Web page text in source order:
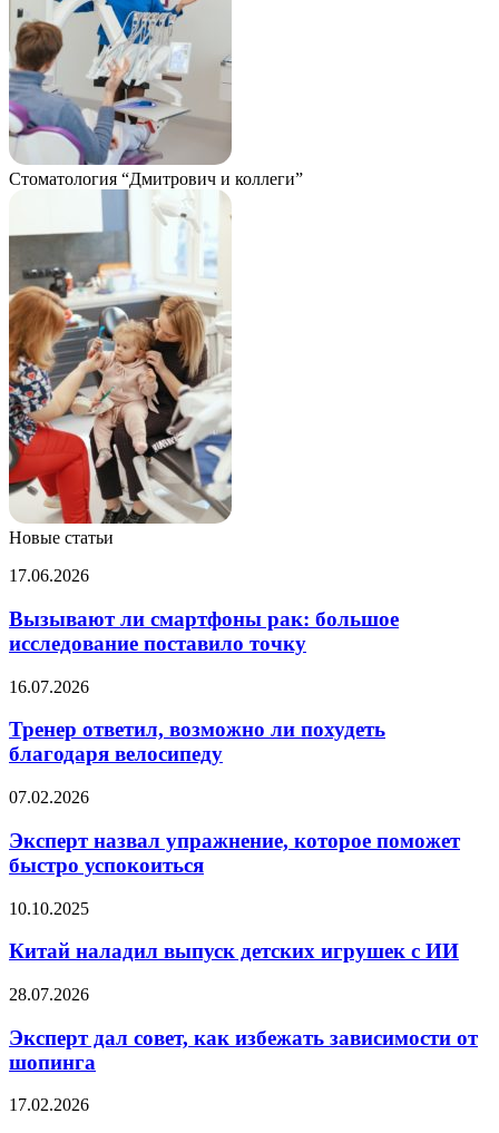
Стоматология “Дмитрович и коллеги”
Новые статьи
Вызывают
смартфоны
рак:
большое
поставило
17.06.2026
Вызывают ли смартфоны рак: большое
исследование поставило точку
Тренер
возможно
ли
похудеть
велосипеду
16.07.2026
Тренер ответил, возможно ли похудеть
благодаря велосипеду
Эксперт
упражнение,
которое
поможет
успокоиться
07.02.2026
Эксперт назвал упражнение, которое поможет
быстро успокоиться
Китай
выпуск
игрушек
ИИ
10.10.2025
Китай наладил выпуск детских игрушек с ИИ
Эксперт
совет,
как
избежать
от
28.07.2026
Эксперт дал совет, как избежать зависимости от
шопинга
Психолог
17.02.2026